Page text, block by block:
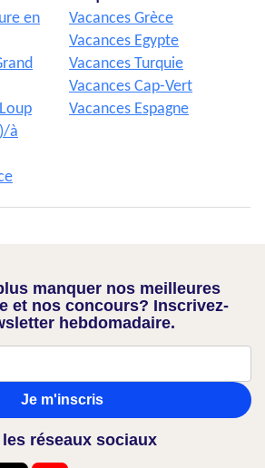
en
à
Vacances Grèce
Vacances Egypte
Vacances Turquie
Vacances Cap-Vert
Vacances Espagne
manquer nos meilleures
et nos concours? Inscrivez-
hebdomadaire.
Je m'inscris
réseaux sociaux